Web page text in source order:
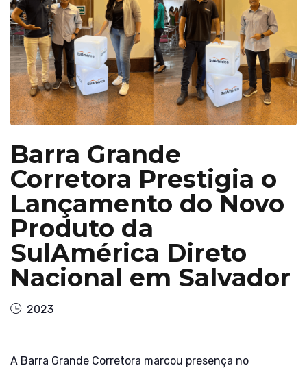
Barra Grande
Corretora Prestigia o
Lançamento do Novo
Produto da
SulAmérica Direto
Nacional em Salvador
2023
A Barra Grande Corretora marcou presença no